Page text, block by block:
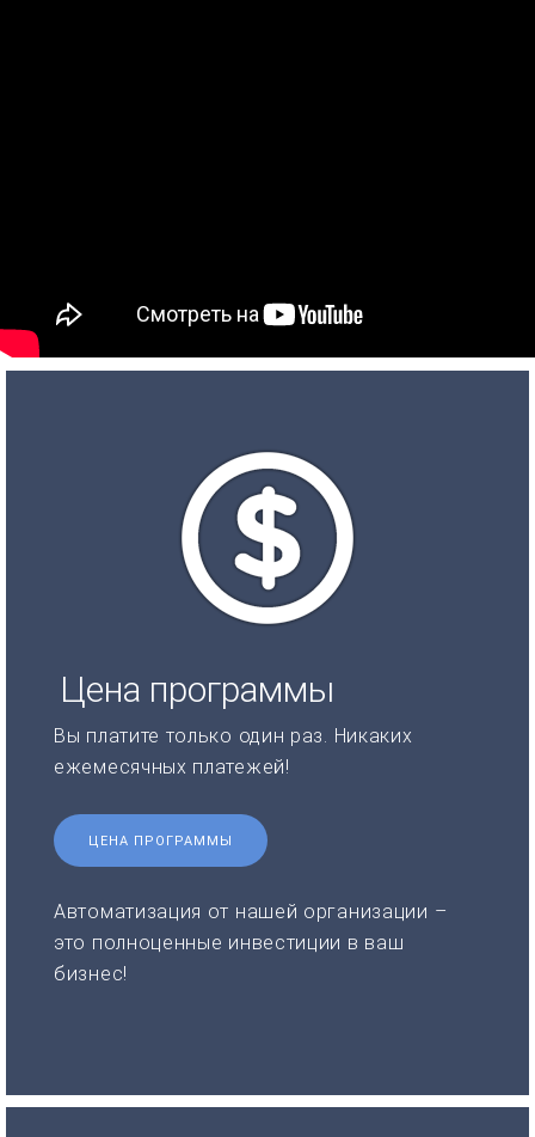
Цена программы
Вы платите только один раз. Никаких
ежемесячных платежей!
ЦЕНА ПРОГРАММЫ
Автоматизация от нашей организации –
это полноценные инвестиции в ваш
бизнес!